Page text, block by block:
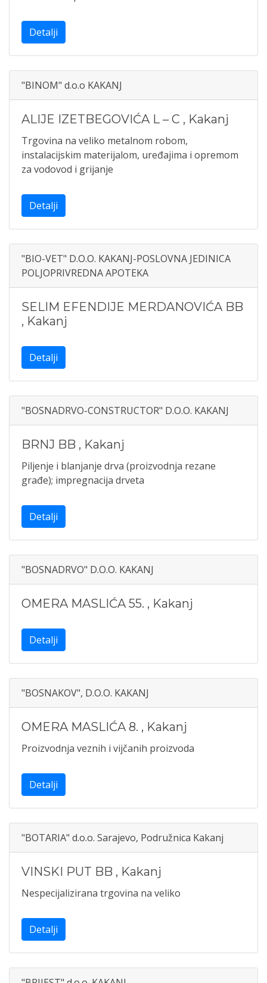
Detalji
"BINOM" d.o.o KAKANJ
ALIJE IZETBEGOVIĆA L – C , Kakanj
Trgovina na veliko metalnom robom,
instalacijskim materijalom, uređajima i opremom
za vodovod i grijanje
Detalji
"BIO-VET" D.O.O. KAKANJ-POSLOVNA JEDINICA
POLJOPRIVREDNA APOTEKA
SELIM EFENDIJE MERDANOVIĆA BB
, Kakanj
Detalji
"BOSNADRVO-CONSTRUCTOR" D.O.O. KAKANJ
BRNJ BB , Kakanj
Piljenje i blanjanje drva (proizvodnja rezane
građe); impregnacija drveta
Detalji
"BOSNADRVO" D.O.O. KAKANJ
OMERA MASLIĆA 55. , Kakanj
Detalji
"BOSNAKOV", D.O.O. KAKANJ
OMERA MASLIĆA 8. , Kakanj
Proizvodnja veznih i vijčanih proizvoda
Detalji
"BOTARIA" d.o.o. Sarajevo, Podružnica Kakanj
VINSKI PUT BB , Kakanj
Nespecijalizirana trgovina na veliko
Detalji